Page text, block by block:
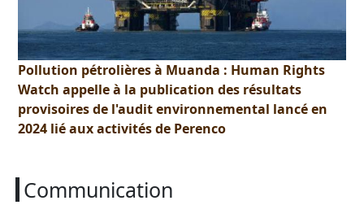
Pollution pétrolières à Muanda : Human Rights
Watch appelle à la publication des résultats
provisoires de l'audit environnemental lancé en
2024 lié aux activités de Perenco
Communication